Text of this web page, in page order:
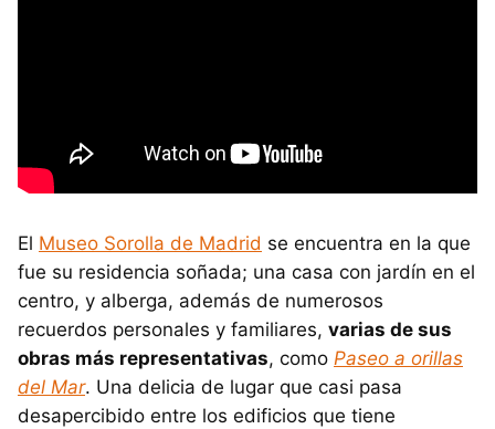
El Museo Sorolla de Madrid se encuentra en la que
fue su residencia soñada; una casa con jardín en el
centro, y alberga, además de numerosos
recuerdos personales y familiares, varias de sus
obras más representativas, como Paseo a orillas
del Mar. Una delicia de lugar que casi pasa
desapercibido entre los edificios que tiene